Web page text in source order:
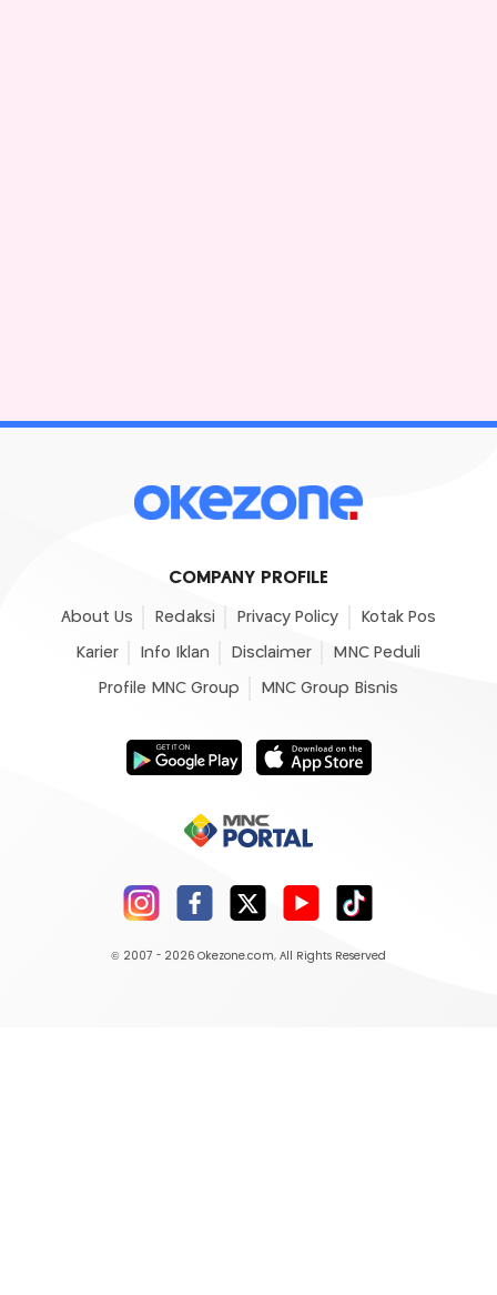
COMPANY PROFILE
About Us Redaksi Privacy Policy Kotak Pos
Karier Info Iklan Disclaimer MNC Peduli
Profile MNC Group MNC Group Bisnis
© 2007 - 2026 Okezone.com, All Rights Reserved